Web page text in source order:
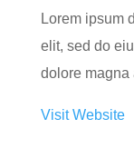
Lorem ipsum
elit, sed do
dolore magna
Visit Website